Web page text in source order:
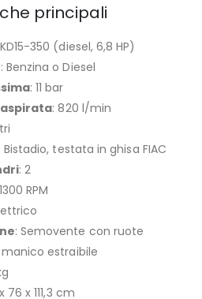
principali
350 (diesel, 6,8 HP)
: Benzina o Diesel
: 11 bar
: 820 l/min
Bistadio, testata in ghisa FIAC
: 2
RPM
: Semovente con ruote
estraibile
76 x 111,3 cm